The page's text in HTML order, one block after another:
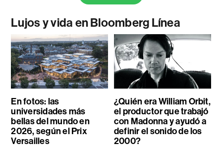
Lujos y vida en Bloomberg Línea
En fotos: las
universidades más
bellas del mundo en
2026, según el Prix
Versailles
¿Quién era William Orbit,
el productor que trabajó
con Madonna y ayudó a
definir el sonido de los
2000?